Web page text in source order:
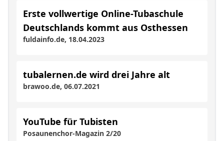
Erste vollwertige Online-Tubaschule
Deutschlands kommt aus Osthessen
fuldainfo.de, 18.04.2023
tubalernen.de wird drei Jahre alt
brawoo.de, 06.07.2021
YouTube für Tubisten
Posaunenchor-Magazin 2/20